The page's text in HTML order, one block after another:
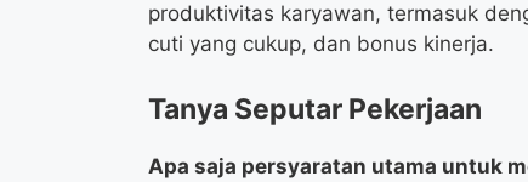
produktivitas karyawan, termasuk
cuti yang cukup, dan bonus kinerja.
Tanya Seputar Pekerjaan
Apa saja persyaratan utama untuk